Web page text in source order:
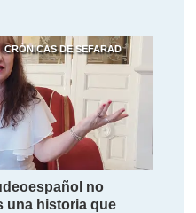
CRÓNICAS DE SEFARAD
no
una historia que